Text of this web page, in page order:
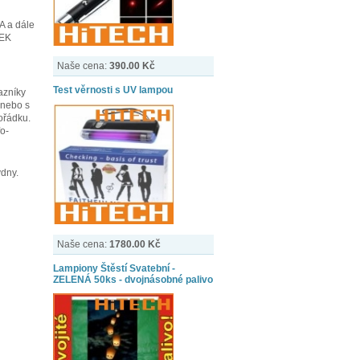
a dále
s
Naše cena: 390.00 Kč
Test věrnosti s UV lampou
Naše cena: 1780.00 Kč
Lampiony Štěstí Svatební -
ZELENÁ 50ks - dvojnásobné palivo